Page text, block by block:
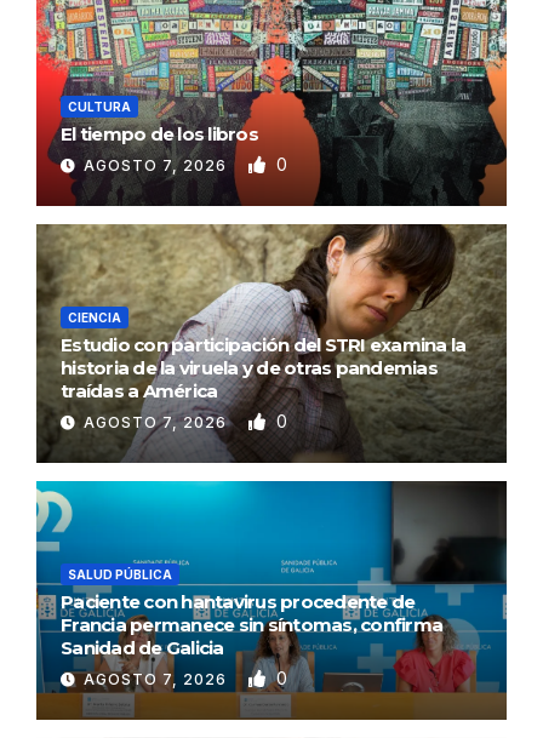
CULTURA
El tiempo de los libros
AGOSTO 7, 2026 0
CIENCIA
Estudio con participación del STRI examina la
historia de la viruela y de otras pandemias
traídas a América
AGOSTO 7, 2026 0
SALUD PÚBLICA
Paciente con hantavirus procedente de
Francia permanece sin síntomas, confirma
Sanidad de Galicia
AGOSTO 7, 2026 0